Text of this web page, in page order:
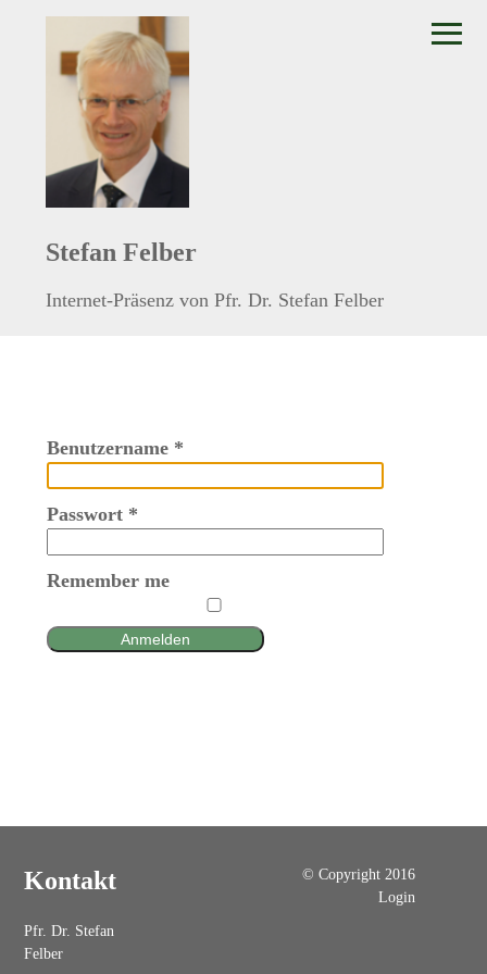
Stefan Felber
Internet-Präsenz von Pfr. Dr. Stefan Felber
Benutzername*
Passwort*
Remember me
Anmelden
Kontakt
Pfr. Dr. Stefan
Felber
© Copyright 2016
Login
≡